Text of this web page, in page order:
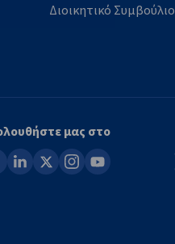
Διοικητικό Συμβούλιο
μας στο
linkedin instagram
youtube